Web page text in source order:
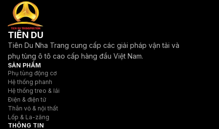
TIÊN DU
Tiên Du Nha Trang cung cấp các giải pháp vận tải và
phụ tùng ô tô cao cấp hàng đầu Việt Nam.
SẢN PHẨM
Phụ tùng động cơ
Hệ thống phanh
Hệ thống treo & lái
Điện & điện tử
Thân vỏ & nội thất
Lốp & La-zăng
THÔNG TIN